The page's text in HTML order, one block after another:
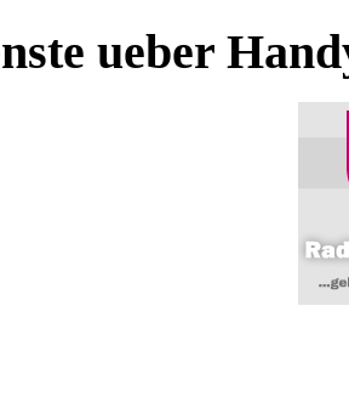
ueber